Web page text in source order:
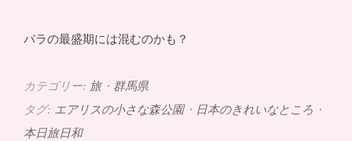
バラの最盛期には混むのかも？
カテゴリー: 旅・ 群馬県
タグ: エアリスの小さな森公園・ 日本のきれいなところ ・
本日旅日和